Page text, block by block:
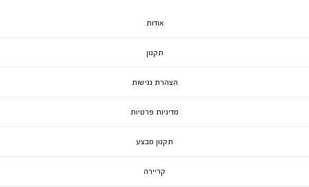
אודות
תקנון
הצהרת נגישות
מדיניות פרטיות
תקנון מבצע
קריירה